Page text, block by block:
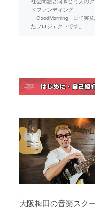
ドファンディング
「GoodMorning」にて実
たプロジェクトです。
大阪梅田の音楽スク